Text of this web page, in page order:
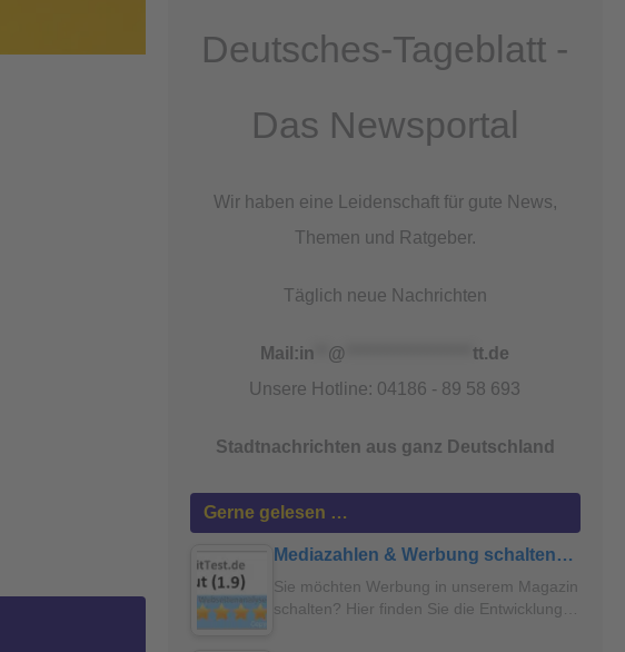
Deutsches-Tageblatt -
Das Newsportal
Wir haben eine Leidenschaft für gute News,
Themen und Ratgeber.
Täglich neue Nachrichten
Mail:in @ *******************tt.de
Unsere Hotline: 04186 - 89 58 693
Stadtnachrichten aus ganz Deutschland
Gerne gelesen …
Mediazahlen & Werbung schalten…
Sie möchten Werbung in unserem Magazin
schalten? Hier finden Sie die Entwicklung…